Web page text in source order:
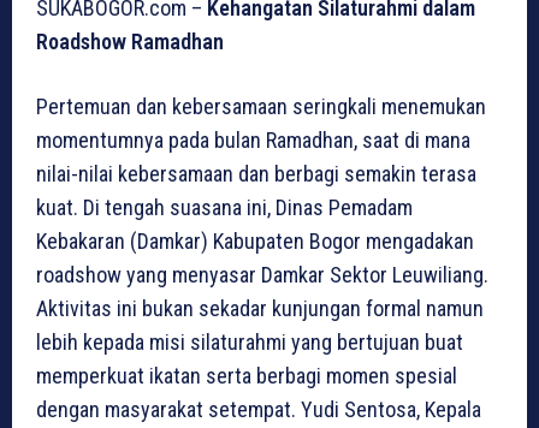
SUKABOGOR.com – Kehangatan Silaturahmi dalam
Roadshow Ramadhan
Pertemuan dan kebersamaan seringkali menemukan
momentumnya pada bulan Ramadhan, saat di mana
nilai-nilai kebersamaan dan berbagi semakin terasa
kuat. Di tengah suasana ini, Dinas Pemadam
Kebakaran (Damkar) Kabupaten Bogor mengadakan
roadshow yang menyasar Damkar Sektor Leuwiliang.
Aktivitas ini bukan sekadar kunjungan formal namun
lebih kepada misi silaturahmi yang bertujuan buat
memperkuat ikatan serta berbagi momen spesial
dengan masyarakat setempat. Yudi Sentosa, Kepala